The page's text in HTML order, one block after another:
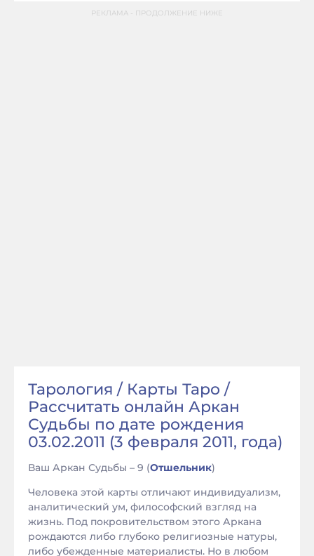
РЕКЛАМА - ПРОДОЛЖЕНИЕ НИЖЕ
Тарология / Карты Таро /
Рассчитать онлайн Аркан
Судьбы по дате рождения
03.02.2011 (3 февраля 2011, года)
Ваш Аркан Судьбы – 9 (Отшельник)
Человека этой карты отличают индивидуализм,
аналитический ум, философский взгляд на
жизнь. Под покровительством этого Аркана
рождаются либо глубоко религиозные натуры,
либо убежденные материалисты. Но в любом